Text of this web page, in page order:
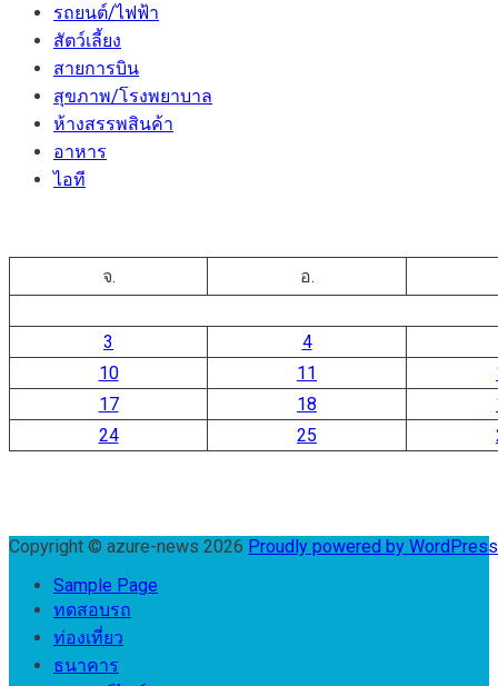
รถยนต์/ไฟฟ้า
สัตว์เลี้ยง
สายการบิน
สุขภาพ/โรงพยาบาล
ห้างสรรพสินค้า
อาหาร
ไอที
จ. อ.
3
4
10
11
17
18
24
25
Copyright © azure-news 2026 Proudly powered by
Sample Page
ทดสอบรถ
ท่องเที่ยว
ธนาคาร